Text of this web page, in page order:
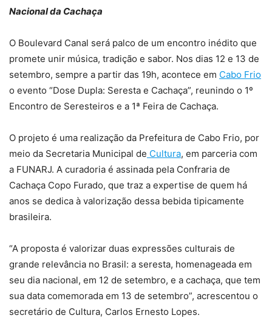
Nacional da Cachaça
O Boulevard Canal será palco de um encontro inédito que
promete unir música, tradição e sabor. Nos dias 12 e 13 de
setembro, sempre a partir das 19h, acontece em Cabo Frio
o evento “Dose Dupla: Seresta e Cachaça”, reunindo o 1º
Encontro de Seresteiros e a 1ª Feira de Cachaça.
O projeto é uma realização da Prefeitura de Cabo Frio, por
meio da Secretaria Municipal de Cultura, em parceria com
a FUNARJ. A curadoria é assinada pela Confraria de
Cachaça Copo Furado, que traz a expertise de quem há
anos se dedica à valorização dessa bebida tipicamente
brasileira.
“A proposta é valorizar duas expressões culturais de
grande relevância no Brasil: a seresta, homenageada em
seu dia nacional, em 12 de setembro, e a cachaça, que tem
sua data comemorada em 13 de setembro”, acrescentou o
secretário de Cultura, Carlos Ernesto Lopes.